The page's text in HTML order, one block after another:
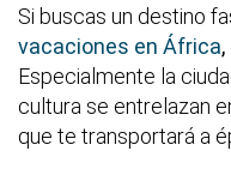
Si buscas un destino
vacaciones en África,
Especialmente la
cultura se entrelazan
que te transportará a